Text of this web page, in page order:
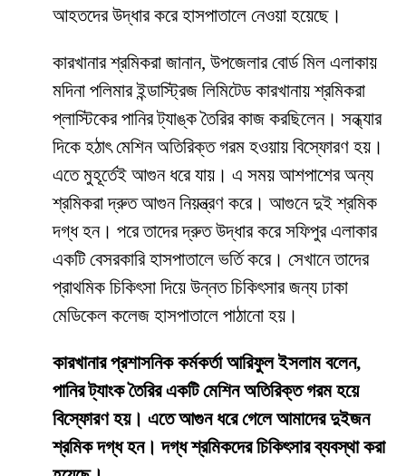
আহতদের উদ্ধার করে হাসপাতালে নেওয়া হয়েছে।
কারখানার শ্রমিকরা জানান, উপজেলার বোর্ড মিল এলাকায়
মদিনা পলিমার ইন্ডাস্ট্রিজ লিমিটেড কারখানায় শ্রমিকরা
প্লাস্টিকের পানির ট্যাঙ্ক তৈরির কাজ করছিলেন। সন্ধ্যার
দিকে হঠাৎ মেশিন অতিরিক্ত গরম হওয়ায় বিস্ফোরণ হয়।
এতে মুহূর্তেই আগুন ধরে যায়। এ সময় আশপাশের অন্য
শ্রমিকরা দ্রুত আগুন নিয়ন্ত্রণ করে। আগুনে দুই শ্রমিক
দগ্ধ হন। পরে তাদের দ্রুত উদ্ধার করে সফিপুর এলাকার
একটি বেসরকারি হাসপাতালে ভর্তি করে। সেখানে তাদের
প্রাথমিক চিকিৎসা দিয়ে উন্নত চিকিৎসার জন্য ঢাকা
মেডিকেল কলেজ হাসপাতালে পাঠানো হয়।
কারখানার প্রশাসনিক কর্মকর্তা আরিফুল ইসলাম বলেন,
পানির ট্যাংক তৈরির একটি মেশিন অতিরিক্ত গরম হয়ে
বিস্ফোরণ হয়। এতে আগুন ধরে গেলে আমাদের দুইজন
শ্রমিক দগ্ধ হন। দগ্ধ শ্রমিকদের চিকিৎসার ব্যবস্থা করা